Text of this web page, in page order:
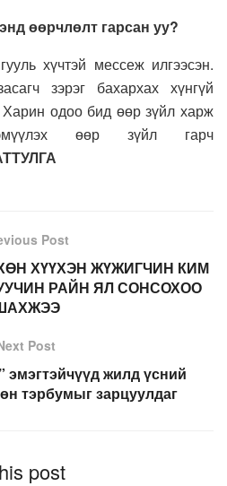
өөрчлөлт гарсан уу?
хүчтэй мессеж илгээсэн.
зэрэг бахархах хүнгүй
Харин одоо бид өөр зүйл харж
өөр зүйл гарч
Post
ХҮҮХЭН ЖҮЖИГЧИН КИМ
РАЙН ЯЛ СОНСОХОО
Post
эмэгтэйчүүд жилд үсний
тэрбумыг зарцуулдаг
post